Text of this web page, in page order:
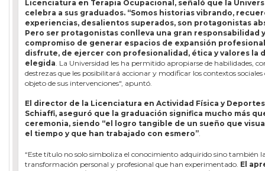
Licenciatura en Terapia Ocupacional, señaló que la
celebra a sus graduados. “Somos historias vibrando,
experiencias, desalientos superados, son protagonistas
Pero ser protagonistas conlleva una gran responsabilidad
compromiso de generar espacios de expansión
disfrute, de ejercer con profesionalidad, ética y valores la
elegida . La Universidad les ha permitido apropiarse de habilidades,
destrezas que les posibilitará accionar y modificar los contextos sociales
objeto de sus intervenciones", apuntó.
El director de la Licenciatura en Actividad Física y
Schiaffi, aseguró que la graduación significa mucho más
ceremonia, siendo “el logro tangible de un sueño que
el tiempo y que han trabajado con esmero”.
“Este título no solo simboliza el conocimiento adquirido sino también
transformación personal y profesional que han experimentado. El